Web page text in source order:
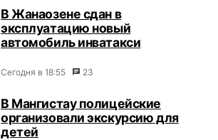
В Жанаозене сдан в
эксплуатацию новый
автомобиль инватакси
Сегодня в 18:55 23
В Мангистау полицейские
организовали экскурсию для
детей